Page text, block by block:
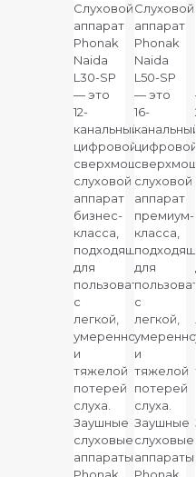
Слуховой
аппарат
Phonak
Naida
L30-SP
— это
12-
канальный
цифровой
сверхмощный
слуховой
аппарат
бизнес-
класса,
подходящий
для
пользователей
с
легкой,
умеренной
и
тяжелой
потерей
слуха.
Заушные
слуховые
аппараты
Слуховой
аппарат
Phonak
Naida
L50-SP
— это
16-
слуховой
аппарат
премиум-
класса,
для
с
легкой,
и
тяжелой
потерей
слуха.
Заушные
слуховые
аппараты